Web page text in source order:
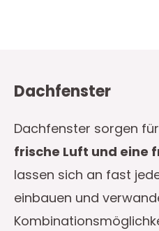
Dachfenster
Dachfenster sorgen für
frische Luft und eine
lassen sich an fast
einbauen und